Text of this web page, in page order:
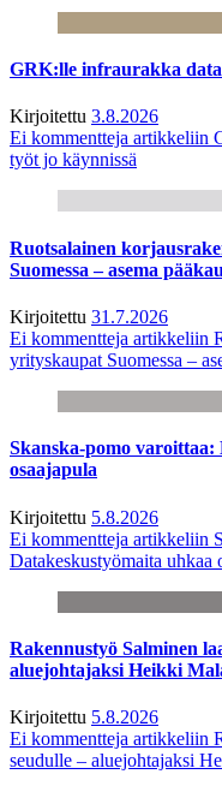
GRK:lle infraurakka
Kirjoitettu 3.8.2026
Ei kommentteja artikkeliin
työt jo käynnissä
Ruotsalainen
Suomessa – asema
Kirjoitettu 31.7.2026
Ei kommentteja artikkeliin
yrityskaupat Suomessa –
Skanska-pomo varoittaa:
osaajapula
Kirjoitettu 5.8.2026
Ei kommentteja artikkeliin
Datakeskustyömaita uhkaa
Rakennustyö Salminen
aluejohtajaksi Heikki
Kirjoitettu 5.8.2026
Ei kommentteja artikkeliin
seudulle – aluejohtajaksi